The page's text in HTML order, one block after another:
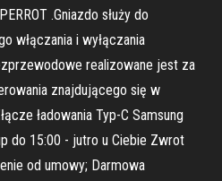
.Gniazdo służy do
włączania i wyłączania
realizowane jest za
znajdującego się w
ładowania Typ-C Samsung
do 15:00 - jutro u Ciebie Zwrot
od umowy; Darmowa